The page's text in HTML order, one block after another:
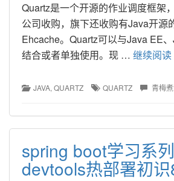
Quartz是一个开源的作业调度框架
公司收购，旗下还收购有Java开源
Ehcache。Quartz可以与Java EE
结合或者单独使用。现 … 继续阅读
JAVA, QUARTZ QUARTZ 青梅
spring boot学习系
devtools热部署初